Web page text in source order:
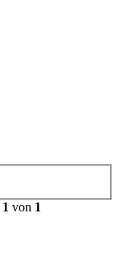
1 von 1